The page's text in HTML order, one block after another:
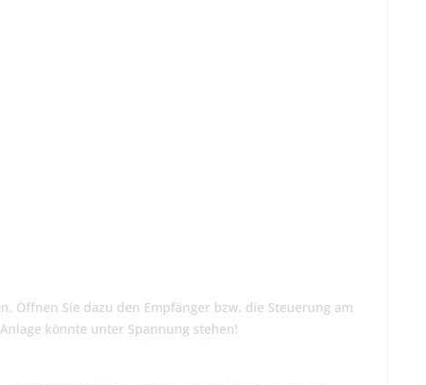
Öffnen Sie dazu den Empfänger bzw. die Steuerung am
könnte unter Spannung stehen!